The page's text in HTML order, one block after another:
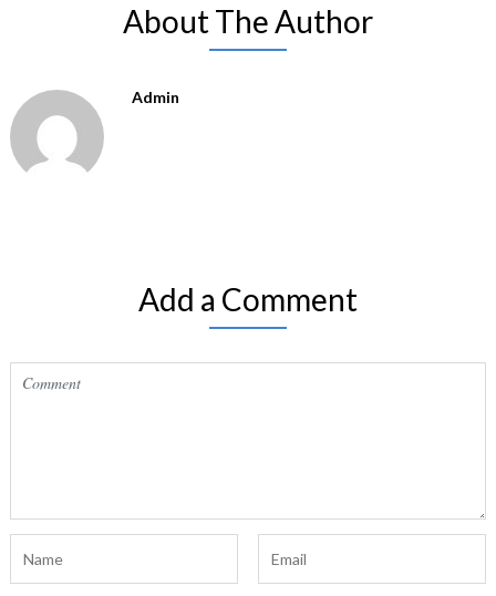
About The Author
Admin
Add a Comment